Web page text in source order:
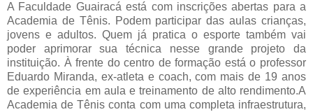
A Faculdade Guairacá está com inscrições abertas para a
Academia de Tênis. Podem participar das aulas crianças,
jovens e adultos. Quem já pratica o esporte também vai
poder aprimorar sua técnica nesse grande projeto da
instituição. À frente do centro de formação está o professor
Eduardo Miranda, ex-atleta e coach, com mais de 19 anos
de experiência em aula e treinamento de alto rendimento.A
Academia de Tênis conta com uma completa infraestrutura,